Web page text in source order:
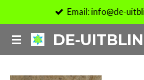
direct
naar
de
hoofdinhoud
Email: info@de-